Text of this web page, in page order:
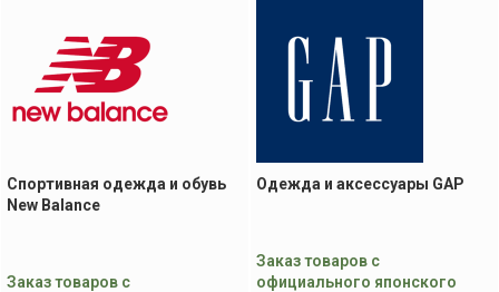
Спортивная одежда и обувь
New Balance
Заказ товаров с
Одежда и аксессуары GAP
Заказ товаров с
официального японского